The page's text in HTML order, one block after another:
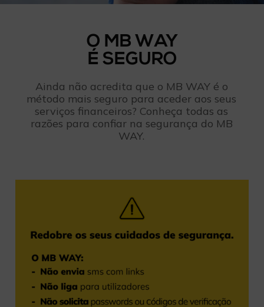
Ainda não acredita que o MB WAY é o
método mais seguro para aceder aos seus
serviços financeiros? Conheça todas as
razões para confiar na segurança do MB
WAY.
O MB WAY
É SEGURO